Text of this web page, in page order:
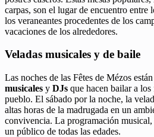
carpas, son el lugar de encuentro entre
los veraneantes procedentes de los
vacaciones de los alrededores.
Veladas musicales y de baile
Las noches de las Fêtes de Mézos
musicales y DJs que hacen bailar a
pueblo. El sábado por la noche, la
altas horas de la madrugada en un
convivencia. La programación musical,
un público de todas las edades.